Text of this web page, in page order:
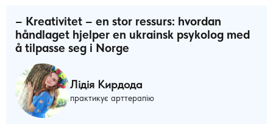
– Kreativitet – en stor ressurs: hvordan
håndlaget hjelper en ukrainsk psykolog med
å tilpasse seg i Norge
Лідія Кирдода
практикує арттерапію